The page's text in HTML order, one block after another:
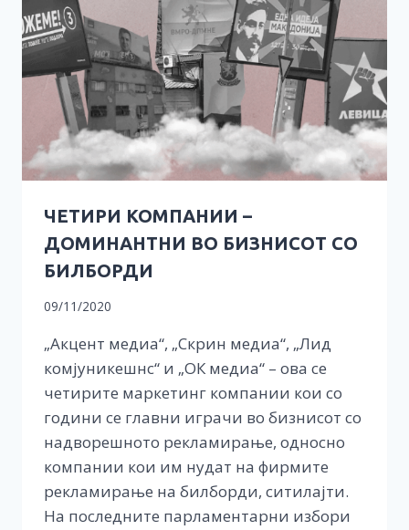
ЧЕТИРИ КОМПАНИИ –
ДОМИНАНТНИ ВО БИЗНИСОТ СО
БИЛБОРДИ
09/11/2020
„Акцент медиа“, „Скрин медиа“, „Лид
комјуникешнс“ и „ОК медиа“ – ова се
четирите маркетинг компании кои со
години се главни играчи во бизнисот со
надворешното рекламирање, односно
компании кои им нудат на фирмите
рекламирање на билборди, ситилајти.
На последните парламентарни избори